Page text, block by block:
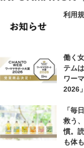
利用
働く
テム
ワー
2026
「毎
救う
慣。
も体